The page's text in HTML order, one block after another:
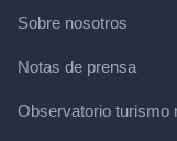
Sobre nosotros
Notas de prensa
Observatorio turismo